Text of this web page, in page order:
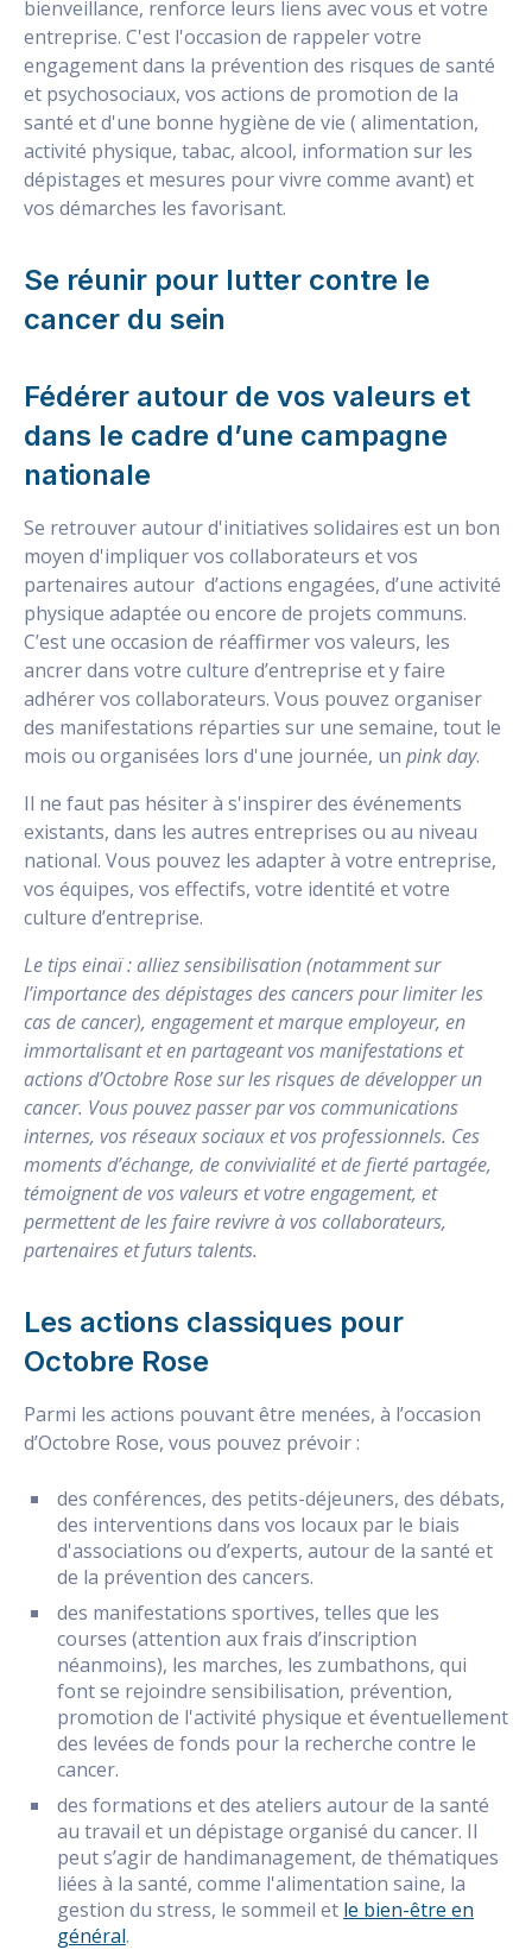
bienveillance, renforce leurs liens avec vous et votre
entreprise. C'est l'occasion de rappeler votre
engagement dans la prévention des risques de santé
et psychosociaux, vos actions de promotion de la
santé et d'une bonne hygiène de vie ( alimentation,
activité physique, tabac, alcool, information sur les
dépistages et mesures pour vivre comme avant) et
vos démarches les favorisant.
Se réunir pour lutter contre le
cancer du sein
Fédérer autour de vos valeurs et
dans le cadre d’une campagne
nationale
Se retrouver autour d'initiatives solidaires est un bon
moyen d'impliquer vos collaborateurs et vos
partenaires autour d’actions engagées, d’une activité
physique adaptée ou encore de projets communs.
C’est une occasion de réaffirmer vos valeurs, les
ancrer dans votre culture d’entreprise et y faire
adhérer vos collaborateurs. Vous pouvez organiser
des manifestations réparties sur une semaine, tout le
mois ou organisées lors d'une journée, un pink day.
Il ne faut pas hésiter à s'inspirer des événements
existants, dans les autres entreprises ou au niveau
national. Vous pouvez les adapter à votre entreprise,
vos équipes, vos effectifs, votre identité et votre
culture d’entreprise.
Le tips einaï : alliez sensibilisation (notamment sur
l’importance des dépistages des cancers pour limiter les
cas de cancer), engagement et marque employeur, en
immortalisant et en partageant vos manifestations et
actions d’Octobre Rose sur les risques de développer un
cancer. Vous pouvez passer par vos communications
internes, vos réseaux sociaux et vos professionnels. Ces
moments d’échange, de convivialité et de fierté partagée,
témoignent de vos valeurs et votre engagement, et
permettent de les faire revivre à vos collaborateurs,
partenaires et futurs talents.
Les actions classiques pour
Octobre Rose
Parmi les actions pouvant être menées, à l’occasion
d’Octobre Rose, vous pouvez prévoir :
des conférences, des petits-déjeuners, des débats,
des interventions dans vos locaux par le biais
d'associations ou d’experts, autour de la santé et
de la prévention des cancers.
des manifestations sportives, telles que les
courses (attention aux frais d’inscription
néanmoins), les marches, les zumbathons, qui
font se rejoindre sensibilisation, prévention,
promotion de l'activité physique et éventuellement
des levées de fonds pour la recherche contre le
cancer.
des formations et des ateliers autour de la santé
au travail et un dépistage organisé du cancer. Il
peut s’agir de handimanagement, de thématiques
liées à la santé, comme l'alimentation saine, la
gestion du stress, le sommeil et le bien-être en
général.